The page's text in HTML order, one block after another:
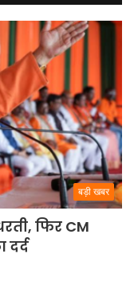
बड़ी खबर
फिर CM
दर्द